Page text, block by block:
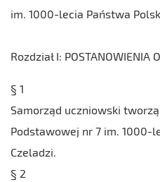
im. 1000-lecia Państwa
Rozdział I: POSTANOWIENIA
§ 1
Samorząd uczniowski
Podstawowej nr 7 im. 1000-
Czeladzi.
§ 2